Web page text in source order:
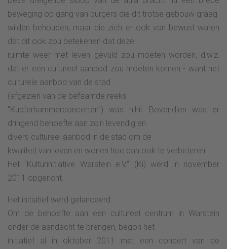
beweging op gang van burgers die dit trotse gebouw graag
wilden behouden, maar die zich er ook van bewust waren
dat dit ook zou betekenen dat deze
ruimte weer met leven gevuld zou moeten worden, d.w.z.
dat er een cultureel aanbod zou moeten komen - want het
culturele aanbod van de stad
(afgezien van de befaamde reeks
"Kupferhammerconcerten") was nihil. Bovendien was er
dringend behoefte aan zo'n levendig en
divers cultureel aanbod in de stad om de
kwaliteit van leven en wonen hoe dan ook te verbeteren!
Het "Kulturinitiative Warstein e.V." (Ki) werd in november
2011 opgericht.
Het initiatief werd gelanceerd
Om de behoefte aan een cultureel centrum in Warstein
onder de aandacht te brengen, begon het
initiatief al in oktober 2011 met een concert van de